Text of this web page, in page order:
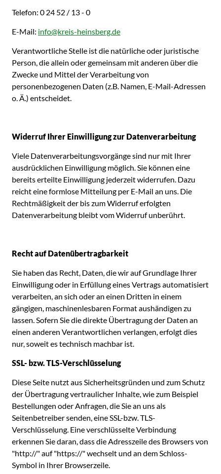
Telefon: 0 24 52 / 13 - 0
E-Mail: info@kreis-heinsberg.de
Verantwortliche Stelle ist die natürliche oder juristische
Person, die allein oder gemeinsam mit anderen über die
Zwecke und Mittel der Verarbeitung von
personenbezogenen Daten (z.B. Namen, E-Mail-Adressen
o. Ä.) entscheidet.
Widerruf Ihrer Einwilligung zur Datenverarbeitung
Viele Datenverarbeitungsvorgänge sind nur mit Ihrer
ausdrücklichen Einwilligung möglich. Sie können eine
bereits erteilte Einwilligung jederzeit widerrufen. Dazu
reicht eine formlose Mitteilung per E-Mail an uns. Die
Rechtmäßigkeit der bis zum Widerruf erfolgten
Datenverarbeitung bleibt vom Widerruf unberührt.
Recht auf Datenübertragbarkeit
Sie haben das Recht, Daten, die wir auf Grundlage Ihrer
Einwilligung oder in Erfüllung eines Vertrags automatisiert
verarbeiten, an sich oder an einen Dritten in einem
gängigen, maschinenlesbaren Format aushändigen zu
lassen. Sofern Sie die direkte Übertragung der Daten an
einen anderen Verantwortlichen verlangen, erfolgt dies
nur, soweit es technisch machbar ist.
SSL- bzw. TLS-Verschlüsselung
Diese Seite nutzt aus Sicherheitsgründen und zum Schutz
der Übertragung vertraulicher Inhalte, wie zum Beispiel
Bestellungen oder Anfragen, die Sie an uns als
Seitenbetreiber senden, eine SSL-bzw. TLS-
Verschlüsselung. Eine verschlüsselte Verbindung
erkennen Sie daran, dass die Adresszeile des Browsers von
"http://" auf "https://" wechselt und an dem Schloss-
Symbol in Ihrer Browserzeile.